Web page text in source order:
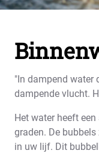
"In dampend water
dampende vlucht.
Het water heeft
graden. De
in uw lijf. Dit